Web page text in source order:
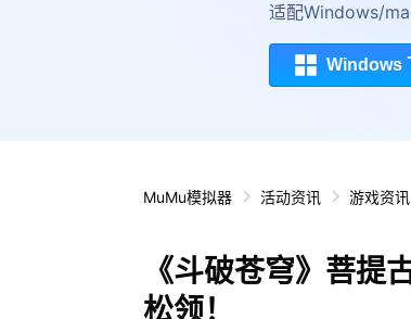
适配Windows/
Windows
MuMu模拟器 活动资讯 游戏资讯
《斗破苍穹》菩提
松领！